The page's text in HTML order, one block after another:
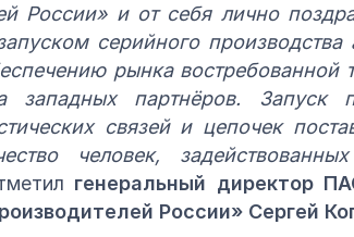
России» и от себя лично
серийного производства
рынка востребованной
партнёров. Запуск
связей и цепочек
человек,
генеральный директор
России» Сергей